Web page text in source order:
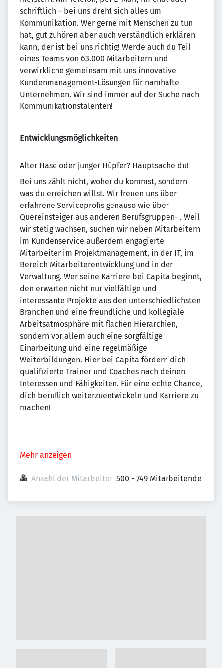
schriftlich – bei uns dreht sich alles um
Kommunikation. Wer gerne mit Menschen zu tun
hat, gut zuhören aber auch verständlich erklären
kann, der ist bei uns richtig! Werde auch du Teil
eines Teams von 63.000 Mitarbeitern und
verwirkliche gemeinsam mit uns innovative
Kundenmanagement-Lösungen für namhafte
Unternehmen. Wir sind immer auf der Suche nach
Kommunikationstalenten!
Entwicklungsmöglichkeiten
Alter Hase oder junger Hüpfer? Hauptsache du!
Bei uns zählt nicht, woher du kommst, sondern
was du erreichen willst. Wir freuen uns über
erfahrene Serviceprofis genauso wie über
Quereinsteiger aus anderen Berufsgruppen- . Weil
wir stetig wachsen, suchen wir neben Mitarbeitern
im Kundenservice außerdem engagierte
Mitarbeiter im Projektmanagement, in der IT, im
Bereich Mitarbeiterentwicklung und in der
Verwaltung. Wer seine Karriere bei Capita beginnt,
den erwarten nicht nur vielfältige und
interessante Projekte aus den unterschiedlichsten
Branchen und eine freundliche und kollegiale
Arbeitsatmosphäre mit flachen Hierarchien,
sondern vor allem auch eine sorgfältige
Einarbeitung und eine regelmäßige
Weiterbildungen. Hier bei Capita fördern dich
qualifizierte Trainer und Coaches nach deinen
Interessen und Fähigkeiten. Für eine echte Chance,
dich beruflich weiterzuentwickeln und Karriere zu
machen!
Mehr anzeigen
Anzahl der Mitarbeiter 500 - 749 Mitarbeitende